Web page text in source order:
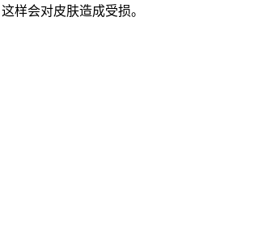
样会对皮肤造成受损。